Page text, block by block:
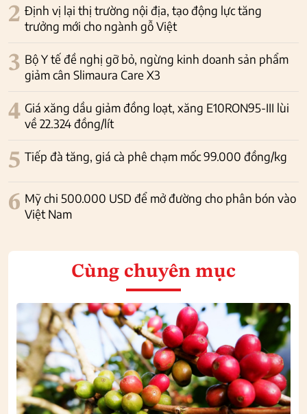
2 Định vị lại thị trường nội địa, tạo động lực tăng
trưởng mới cho ngành gỗ Việt
3 Bộ Y tế đề nghị gỡ bỏ, ngừng kinh doanh sản phẩm
giảm cân Slimaura Care X3
4 Giá xăng dầu giảm đồng loạt, xăng E10RON95-III lùi
về 22.324 đồng/lít
5 Tiếp đà tăng, giá cà phê chạm mốc 99.000 đồng/kg
6 Mỹ chi 500.000 USD để mở đường cho phân bón vào
Việt Nam
Cùng chuyên mục